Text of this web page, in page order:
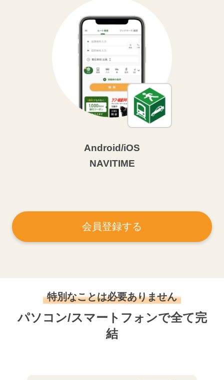
Android/iOS
NAVITIME
会員登録する
特別なことは必要ありません
パソコン/スマートフォンで全て完
結